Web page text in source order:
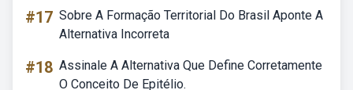
#17 Sobre A Formação Territorial Do Brasil Aponte A
Alternativa Incorreta
#18 Assinale A Alternativa Que Define Corretamente
O Conceito De Epitélio.